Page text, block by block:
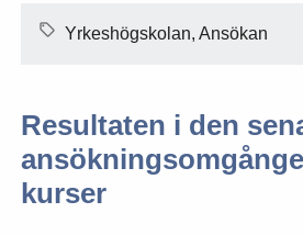
Yrkeshögskolan, Ansökan
Resultaten i den
kurser